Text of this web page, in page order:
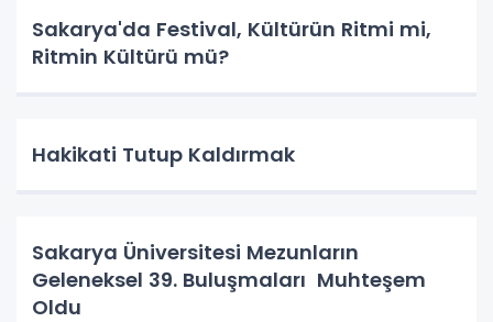
Sakarya'da Festival, Kültürün Ritmi mi,
Ritmin Kültürü mü?
Hakikati Tutup Kaldırmak
Sakarya Üniversitesi Mezunların
Geleneksel 39. Buluşmaları Muhteşem
Oldu